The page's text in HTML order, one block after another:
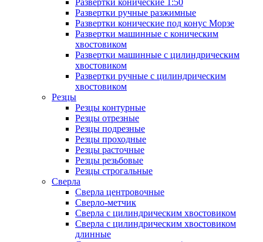
Развертки конические 1:50
Развертки ручные разжимные
Развертки конические под конус Морзе
Развертки машинные с коническим
хвостовиком
Развертки машинные с цилиндрическим
хвостовиком
Развертки ручные с цилиндрическим
хвостовиком
Резцы
Резцы контурные
Резцы отрезные
Резцы подрезные
Резцы проходные
Резцы расточные
Резцы резьбовые
Резцы строгальные
Сверла
Сверла центровочные
Сверло-метчик
Сверла с цилиндрическим хвостовиком
Сверла с цилиндрическим хвостовиком
длинные